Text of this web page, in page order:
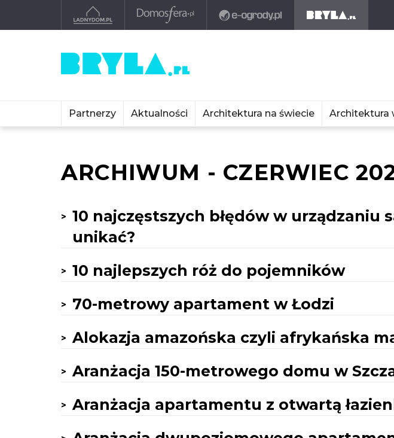
Partnerzy Aktualności Architektura na świecie Architektura
ARCHIWUM - CZERWIEC
10 najczęstszych błędów w urządzaniu
unikać?
10 najlepszych róż do pojemników
70-metrowy apartament w Łodzi
Alokazja amazońska czyli afrykańska
Aranżacja 150-metrowego domu w
Aranżacja apartamentu z otwartą